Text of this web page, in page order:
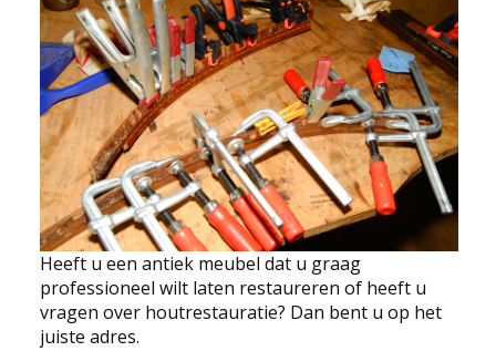
VIND EEN RESTAURATOR
EDUCATIE
NIEUWS
CONTACT
Selecteer de taal
Heeft u een antiek meubel dat u graag
professioneel wilt laten restaureren of heeft u
vragen over houtrestauratie? Dan bent u op het
juiste adres.